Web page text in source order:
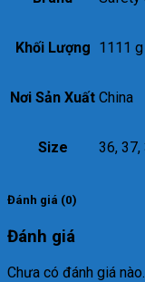
Khối Lượng 1111 g
Nơi Sản Xuất China
Size 36, 37,
Đánh giá (0)
Đánh giá
Chưa có đánh giá nào.